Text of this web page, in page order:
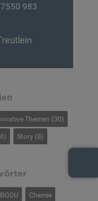
983
Themen (30)
Story (8)
BODU Chemie